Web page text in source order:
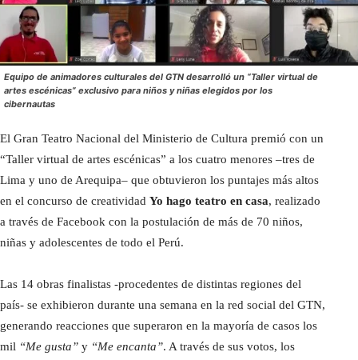
Equipo de animadores culturales del GTN desarrolló un “Taller virtual de
artes escénicas” exclusivo para niños y niñas elegidos por los
cibernautas
El Gran Teatro Nacional del Ministerio de Cultura premió con un
“Taller virtual de artes escénicas” a los cuatro menores –tres de
Lima y uno de Arequipa– que obtuvieron los puntajes más altos
en el concurso de creatividad Yo hago teatro en casa, realizado
a través de Facebook con la postulación de más de 70 niños,
niñas y adolescentes de todo el Perú.
Las 14 obras finalistas -procedentes de distintas regiones del
país- se exhibieron durante una semana en la red social del GTN,
generando reacciones que superaron en la mayoría de casos los
mil “Me gusta” y “Me encanta”. A través de sus votos, los